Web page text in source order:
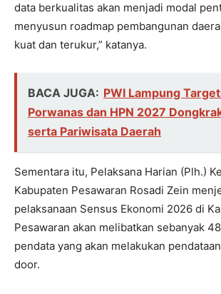
data berkualitas akan menjadi modal
menyusun roadmap pembangunan
kuat dan terukur,” katanya.
BACA JUGA: PWI Lampung
Porwanas dan HPN 2027
serta Pariwisata Daerah
Sementara itu, Pelaksana Harian (Plh.)
Kabupaten Pesawaran Rosadi Zein
pelaksanaan Sensus Ekonomi 2026 di
Pesawaran akan melibatkan sebanyak
pendata yang akan melakukan
door.